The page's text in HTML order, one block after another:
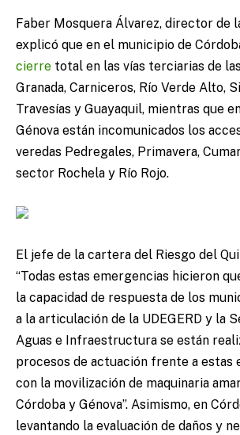
Faber Mosquera Álvarez, director de
explicó que en el municipio de
cierre total en las vías terciarias de
Granada, Carniceros, Río Verde Alto,
Travesías y Guayaquil, mientras que
Génova están incomunicados los
veredas Pedregales, Primavera,
sector Rochela y Río Rojo.
El jefe de la cartera del Riesgo del
“Todas estas emergencias hicieron
la capacidad de respuesta de los
a la articulación de la UDEGERD y la
Aguas e Infraestructura se están
procesos de actuación frente a estas
con la movilización de maquinaria
Córdoba y Génova”. Asimismo, en
levantando la evaluación de daños y